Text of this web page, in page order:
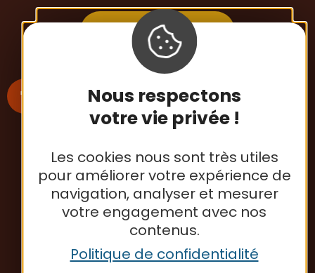
Nous respectons
votre vie privée !
Les cookies nous sont très utiles
pour améliorer votre expérience de
navigation, analyser et mesurer
votre engagement avec nos
contenus.
Politique de confidentialité
Contactez-nous
S'inscrire à la newsletter
Office de tourisme